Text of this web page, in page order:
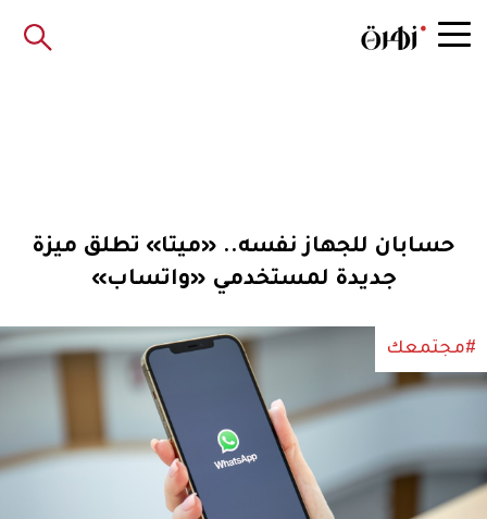
حسابان للجهاز نفسه.. «ميتا» تطلق ميزة
جديدة لمستخدمي «واتساب»
#مجتمعك